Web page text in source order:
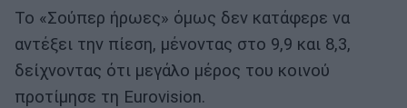
Το «Σούπερ ήρωες» όμως δεν κατάφερε να
αντέξει την πίεση, μένοντας στο 9,9 και 8,3,
δείχνοντας ότι μεγάλο μέρος του κοινού
προτίμησε τη Eurovision.